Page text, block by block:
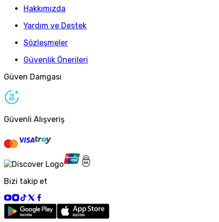
Hakkımızda
Yardım ve Destek
Sözleşmeler
Güvenlik Önerileri
Güven Damgası
Güvenli Alışveriş
Bizi takip et